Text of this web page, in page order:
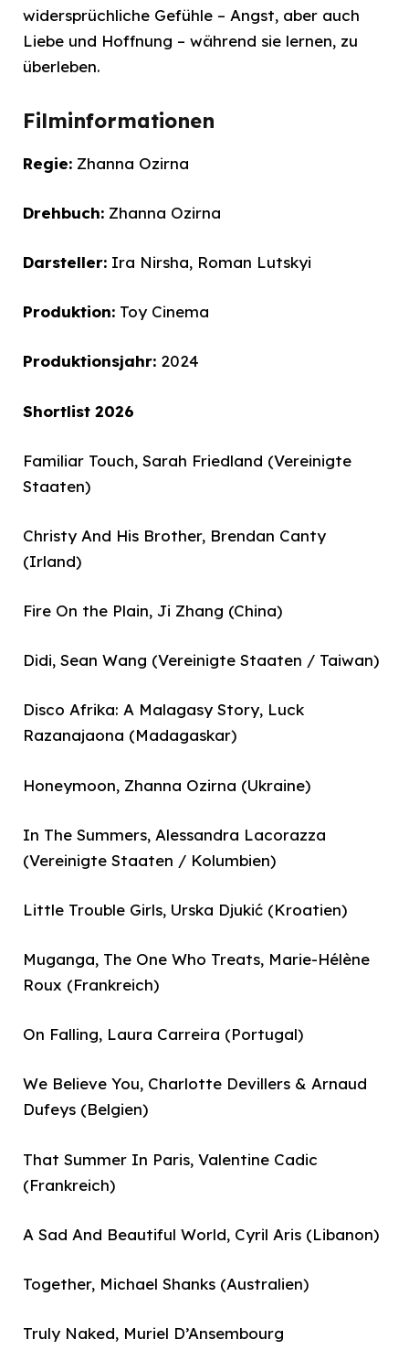
widersprüchliche Gefühle – Angst, aber auch
Liebe und Hoffnung – während sie lernen, zu
überleben.
Filminformationen
Regie: Zhanna Ozirna
Drehbuch: Zhanna Ozirna
Darsteller: Ira Nirsha, Roman Lutskyi
Produktion: Toy Cinema
Produktionsjahr: 2024
Shortlist 2026
Familiar Touch, Sarah Friedland (Vereinigte
Staaten)
Christy And His Brother, Brendan Canty
(Irland)
Fire On the Plain, Ji Zhang (China)
Didi, Sean Wang (Vereinigte Staaten / Taiwan)
Disco Afrika: A Malagasy Story, Luck
Razanajaona (Madagaskar)
Honeymoon, Zhanna Ozirna (Ukraine)
In The Summers, Alessandra Lacorazza
(Vereinigte Staaten / Kolumbien)
Little Trouble Girls, Urska Djukić (Kroatien)
Muganga, The One Who Treats, Marie-Hélène
Roux (Frankreich)
On Falling, Laura Carreira (Portugal)
We Believe You, Charlotte Devillers & Arnaud
Dufeys (Belgien)
That Summer In Paris, Valentine Cadic
(Frankreich)
A Sad And Beautiful World, Cyril Aris (Libanon)
Together, Michael Shanks (Australien)
Truly Naked, Muriel D’Ansembourg